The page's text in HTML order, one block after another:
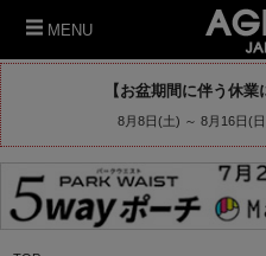
MENU
【お盆期間に伴う休業
8月8日(土) ～ 8月16日(